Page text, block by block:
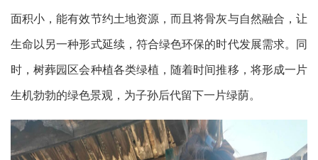
面积小，能有效节约土地资源，而且将骨灰与自然融合，让
生命以另一种形式延续，符合绿色环保的时代发展需求。同
时，树葬园区会种植各类绿植，随着时间推移，将形成一片
生机勃勃的绿色景观，为子孙后代留下一片绿荫。